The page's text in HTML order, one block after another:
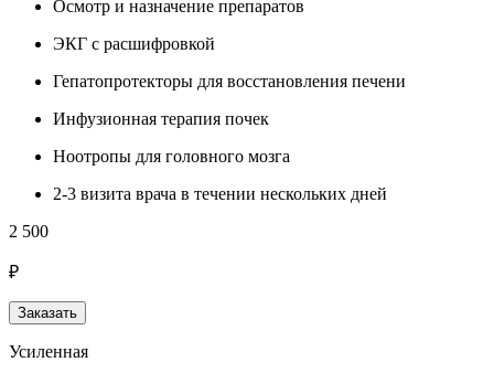
Осмотр и назначение препаратов
ЭКГ с расшифровкой
Гепатопротекторы для восстановления печени
Инфузионная терапия почек
Ноотропы для головного мозга
2-3 визита врача в течении нескольких дней
2 500
₽
Заказать
Усиленная